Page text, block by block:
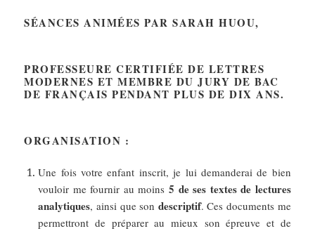
SÉANCES ANIMÉES PAR SARAH HUOU,
PROFESSEURE CERTIFIÉE DE LETTRES
MODERNES ET MEMBRE DU JURY DE BAC
DE FRANÇAIS PENDANT PLUS DE DIX ANS.
ORGANISATION :
Une fois votre enfant inscrit, je lui demanderai de bien
vouloir me fournir au moins 5 de ses textes de lectures
analytiques, ainsi que son descriptif. Ces documents me
permettront de préparer au mieux son épreuve et de